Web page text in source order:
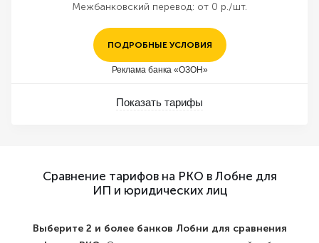
Межбанковский перевод: от 0 р./шт.
ПОДРОБНЫЕ УСЛОВИЯ
Реклама банка «ОЗОН»
Показать тарифы
Сравнение тарифов на РКО в Лобне для
ИП и юридических лиц
Выберите 2 и более банков Лобни для сравнения